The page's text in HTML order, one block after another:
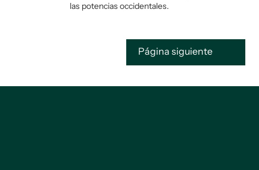
las potencias occidentales.
Página siguiente